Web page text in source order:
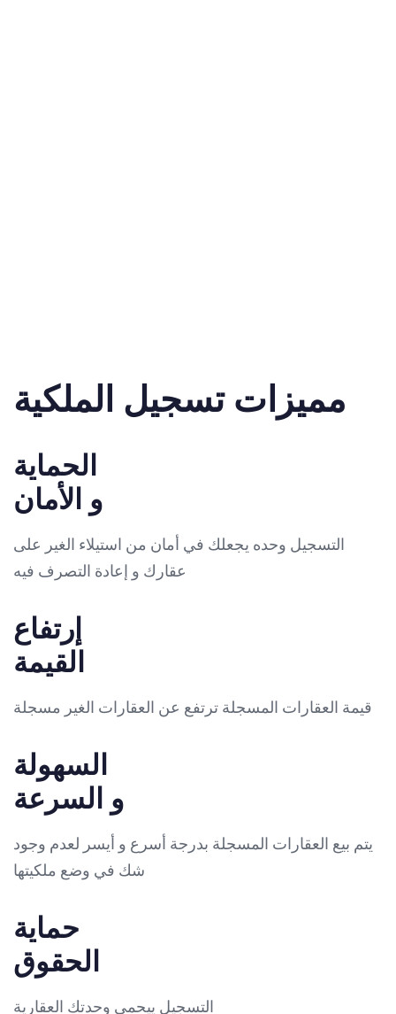
مميزات تسجيل الملكية
الحماية
و الأمان
التسجيل وحده يجعلك في أمان من استيلاء الغير على
عقارك و إعادة التصرف فيه
إرتفاع
القيمة
قيمة العقارات المسجلة ترتفع عن العقارات الغير مسجلة
السهولة
و السرعة
يتم بيع العقارات المسجلة بدرجة أسرع و أيسر لعدم وجود
شك في وضع ملكيتها
حماية
الحقوق
التسجيل ييحمي وحدتك العقارية